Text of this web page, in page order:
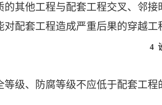
的其他工程与配套工程交叉、邻接
对配套工程造成严重后果的穿越工
4
等级、防腐等级不应低于配套工